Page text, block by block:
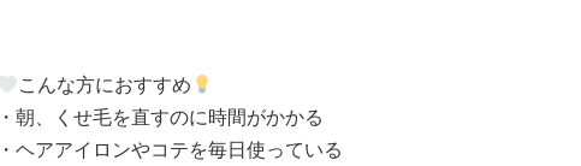
こんな方におすすめ
・朝、くせ毛を直すのに時間がかかる
・ヘアアイロンやコテを毎日使っている